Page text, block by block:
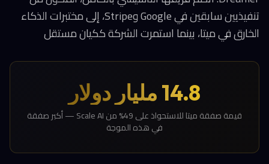
تنفيذيين سابقين في Google وStripe، إلى مختبرات الذكاء
الخارق في ميتا، بينما استمرت الشركة ككيان مستقل
14.8 مليار دولار
قيمة صفقة ميتا للاستحواذ على 49% من Scale AI — أكبر صفقة
في هذه الموجة